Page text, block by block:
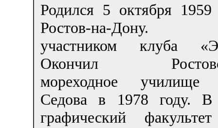
Родился 5 октября
Ростов-на-Дону.
участником клуба
Окончил
мореходное
Седова в 1978 году. В
графический